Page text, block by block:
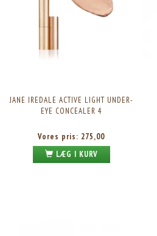
JANE IREDALE ACTIVE LIGHT UNDER-
EYE CONCEALER 4
Vores pris: 275,00
LÆG I KURV